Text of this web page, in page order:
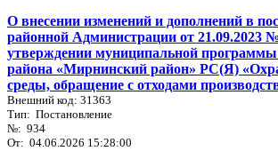
О внесении изменений и дополнений в
районной Администрации от 21.09.2023
утверждении муниципальной
района «Мирнинский район» РС(Я)
среды, обращение с отходами
Внешний код: 31363
Тип: Постановление
№: 934
От: 04.06.2026 15:28:00